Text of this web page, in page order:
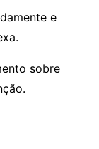
e
sobre